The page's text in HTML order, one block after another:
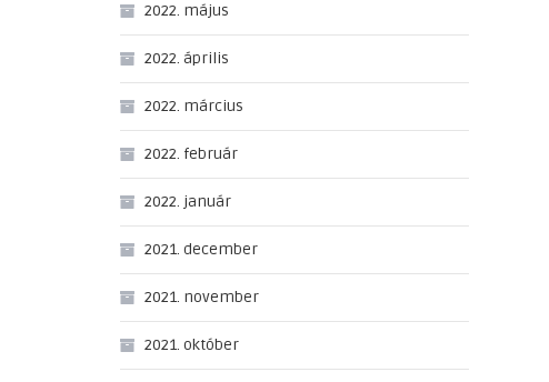
2022. május
2022. április
2022. március
2022. február
2022. január
2021. december
2021. november
2021. október